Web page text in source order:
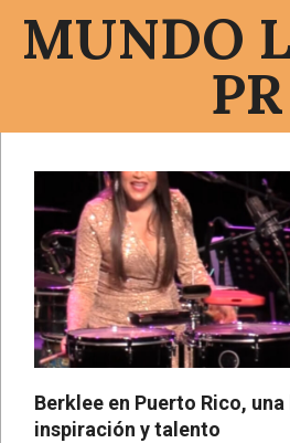
MUNDO
PR
principal
Berklee en Puerto Rico,
inspiración y talento